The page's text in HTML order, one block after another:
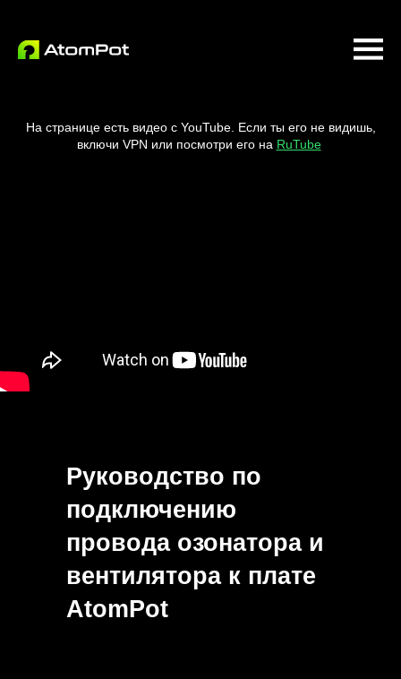
На странице есть видео с YouTube. Если ты его не видишь,
включи VPN или посмотри его на RuTube.
Руководство по
подключению
провода озонатора и
вентилятора к плате
AtomPot